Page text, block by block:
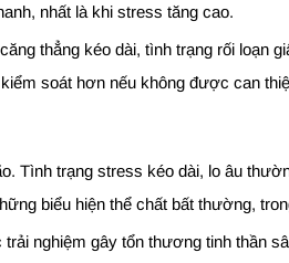
nhất là khi stress tăng cao.
thẳng kéo dài, tình trạng rối loạn
soát hơn nếu không được can
Tình trạng stress kéo dài, lo âu
biểu hiện thể chất bất thường,
nghiệm gây tổn thương tinh thần